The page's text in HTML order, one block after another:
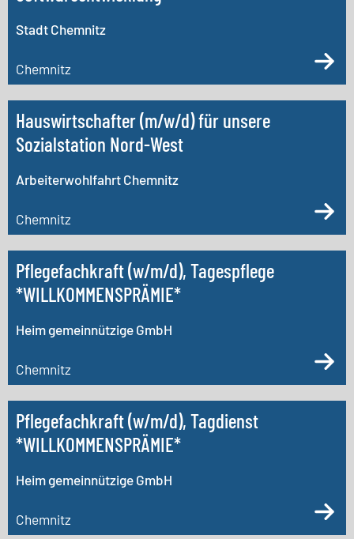
Stadt Chemnitz
Chemnitz
Hauswirtschafter (m/w/d) für unsere
Sozialstation Nord-West
Arbeiterwohlfahrt Chemnitz
Chemnitz
Pflegefachkraft (w/m/d), Tagespflege
*WILLKOMMENSPRÄMIE*
Heim gemeinnützige GmbH
Chemnitz
Pflegefachkraft (w/m/d), Tagdienst
*WILLKOMMENSPRÄMIE*
Heim gemeinnützige GmbH
Chemnitz